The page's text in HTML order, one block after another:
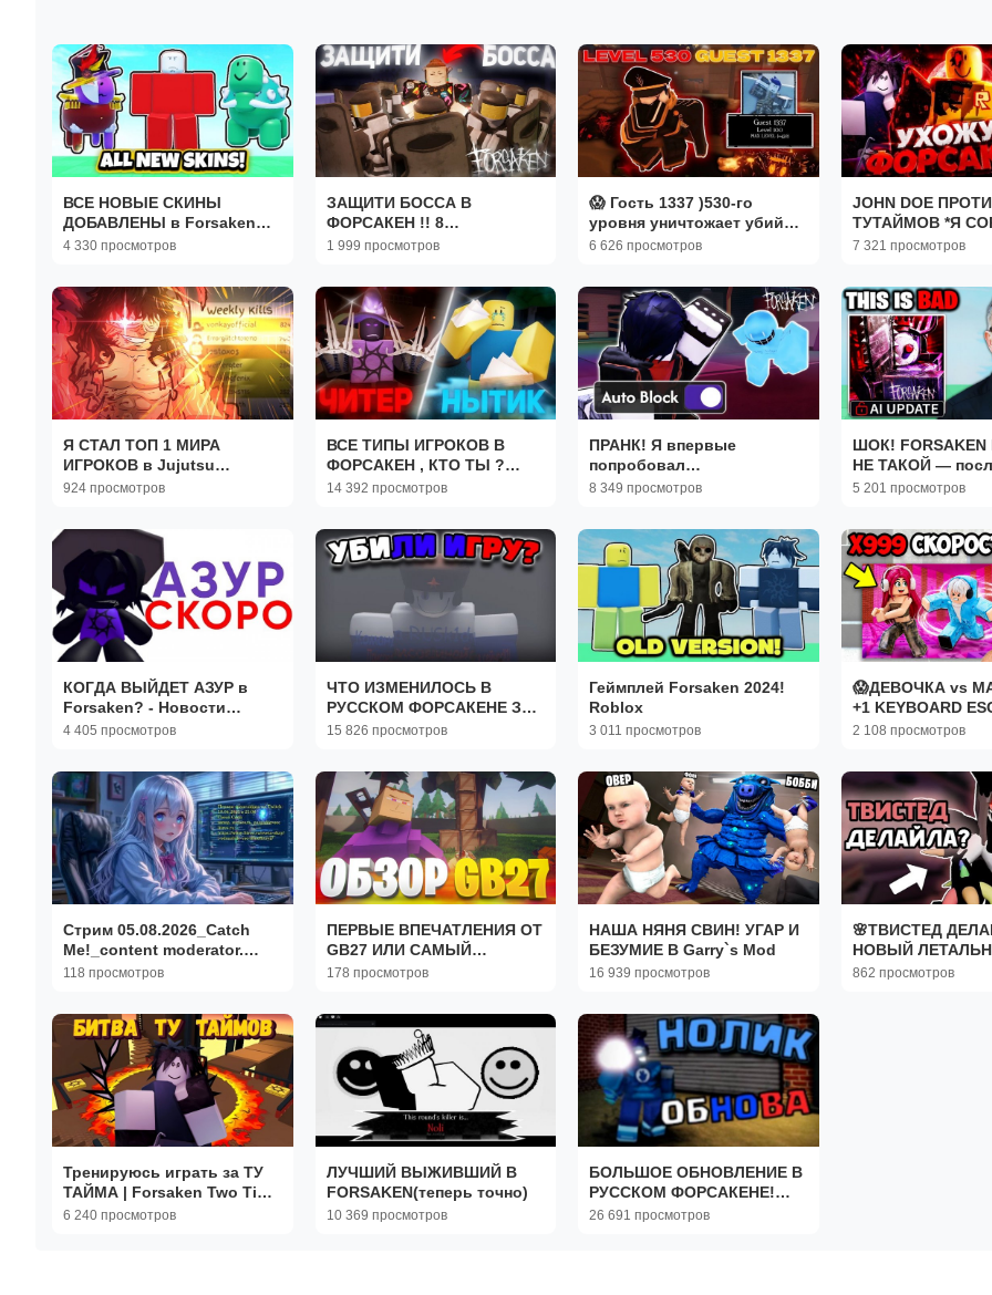
ВСЕ НОВЫЕ СКИНЫ
ДОБАВЛЕНЫ в Forsaken
„ОБНОВЛЕНИЕ ГАББИ“!
4 330 просмотров
ЗАЩИТИ БОССА В
ФОРСАКЕН !! 8
ОХРАННИКОВ Forsaken
1 999 просмотров
😱 Гость 1337 )530‑го
уровня уничтожает убийц!
| Forsaken
6 626 просмотров
JOHN DOE
ТУТАЙМОВ *Я
ГОЛОС*
7 321 просмотров
Я СТАЛ ТОП 1 МИРА
ИГРОКОВ в Jujutsu
shenanigans ☠️
924 просмотров
ВСЕ ТИПЫ ИГРОКОВ В
ФОРСАКЕН , КТО ТЫ ?
Forsaken Roblox
14 392 просмотров
ПРАНК! Я впервые
попробовал
автоматическую
8 349 просмотров
ШОК!
НЕ ТАКОЙ —
обновления
5 201 просмотров
КОГДА ВЫЙДЕТ АЗУР в
Forsaken? - Новости
Форсакен
4 405 просмотров
ЧТО ИЗМЕНИЛОСЬ В
РУССКОМ ФОРСАКЕНЕ ЗА
МЕСЯЦ? ОБНОВЛЕНИЕ
15 826 просмотров
Геймплей Forsaken 2024!
Roblox
3 011 просмотров
😱ДЕВОЧКА vs
+1 KEYBOARD
РОБЛОКС!
2 108 просмотров
Стрим 05.08.2026_Catch
Me!_content moderator.
Demo_Empires
118 просмотров
ПЕРВЫЕ ВПЕЧАТЛЕНИЯ ОТ
GB27 ИЛИ САМЫЙ
ПОДРОБНЫЙ ОБЗОР
178 просмотров
НАША НЯНЯ СВИН! УГАР И
БЕЗУМИЕ В Garry`s Mod
16 939 просмотров
🌸ТВИСТЕД
НОВЫЙ
ТВИСТЕД?
862 просмотров
Тренируюсь играть за ТУ
ТАЙМА | Forsaken Two Time
Fighting
6 240 просмотров
ЛУЧШИЙ ВЫЖИВШИЙ В
FORSAKEN(теперь точно)
10 369 просмотров
БОЛЬШОЕ ОБНОВЛЕНИЕ В
РУССКОМ ФОРСАКЕНЕ!
РУСАКЕН RUSAKEN
26 691 просмотров